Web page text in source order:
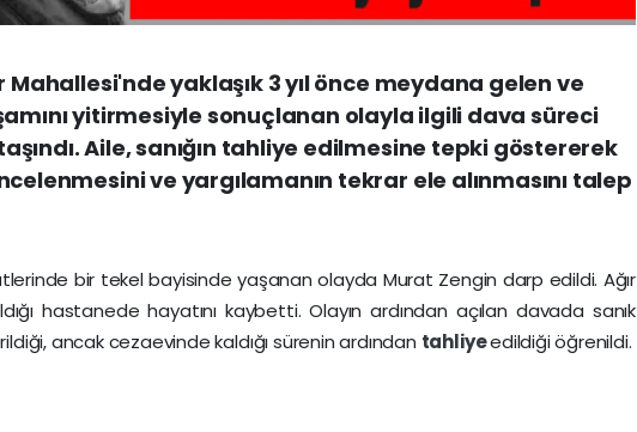
Mahallesi'nde yaklaşık 3 yıl önce meydana gelen ve
yitirmesiyle sonuçlanan olayla ilgili dava süreci
Aile, sanığın tahliye edilmesine tepki göstererek
ve yargılamanın tekrar ele alınmasını talep
bir tekel bayisinde yaşanan olayda Murat Zengin darp edildi. Ağır
hastanede hayatını kaybetti. Olayın ardından açılan davada sanık
ancak cezaevinde kaldığı sürenin ardından tahliyeedildiği öğrenildi.